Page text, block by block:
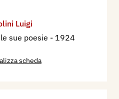
Luigi
sue poesie - 1924
scheda